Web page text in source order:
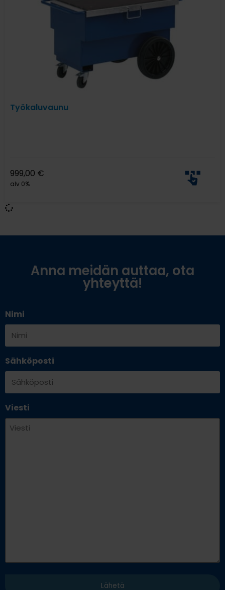
Työkaluvaunu
999,00 €
alv 0%
Anna meidän auttaa, ota
yhteyttä!
Nimi
Sähköposti
Viesti